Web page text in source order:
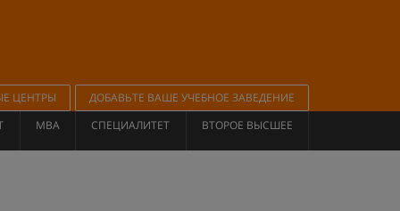
ЦЕНТРЫ
ДОБАВЬТЕ ВАШЕ УЧЕБНОЕ ЗАВЕДЕНИЕ
MBA СПЕЦИАЛИТЕТ ВТОРОЕ ВЫСШЕЕ